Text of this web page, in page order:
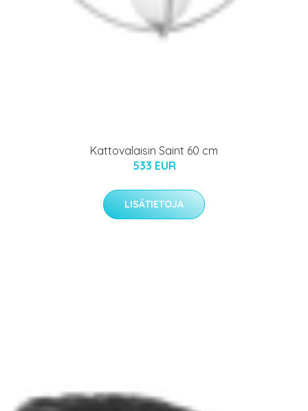
Kattovalaisin Saint 60 cm
533 EUR
LISÄTIETOJA